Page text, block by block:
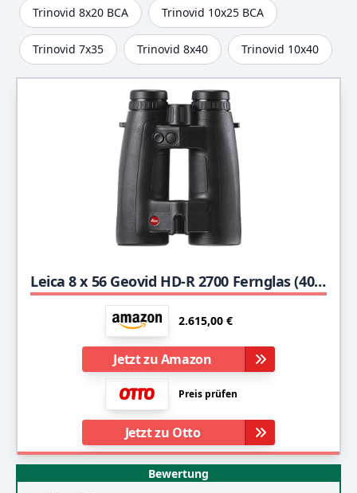
Trinovid 8x20 BCA Trinovid 10x25 BCA
Trinovid 7x35 Trinovid 8x40 Trinovid 10x40
Leica 8 x 56 Geovid HD-R 2700 Fernglas (40805)
2.615,00 €
Jetzt zu Amazon
Preis prüfen
Jetzt zu Otto
Bewertung